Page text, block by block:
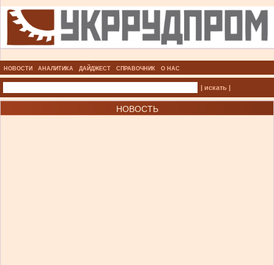
НОВОСТИ АНАЛИТИКА ДАЙДЖЕСТ СПРАВОЧНИК О НАС
| искать |
НОВОСТЬ